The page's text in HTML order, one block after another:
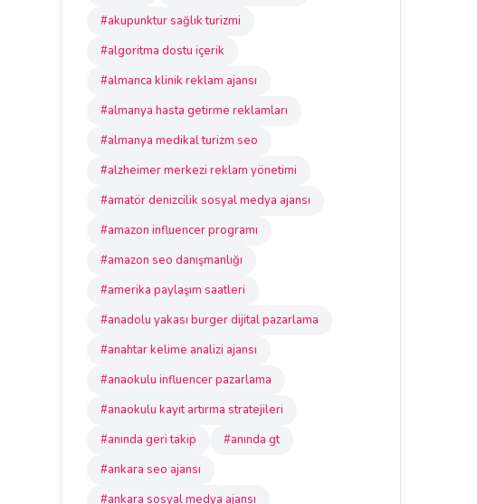
#akupunktur sağlık turizmi
#algoritma dostu içerik
#almanca klinik reklam ajansı
#almanya hasta getirme reklamları
#almanya medikal turizm seo
#alzheimer merkezi reklam yönetimi
#amatör denizcilik sosyal medya ajansı
#amazon influencer programı
#amazon seo danışmanlığı
#amerika paylaşım saatleri
#anadolu yakası burger dijital pazarlama
#anahtar kelime analizi ajansı
#anaokulu influencer pazarlama
#anaokulu kayıt artırma stratejileri
#anında geri takip
#anında gt
#ankara seo ajansı
#ankara sosyal medya ajansı